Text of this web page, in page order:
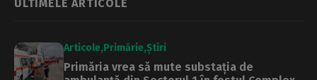
ULTIMELE ARTICOLE
Articole Primărie Știri
Primăria vrea să mute substația de